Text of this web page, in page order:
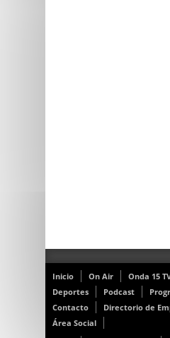
Inicio On Air Onda 15
Deportes
Podcast
Contacto
Directorio de
Área Social